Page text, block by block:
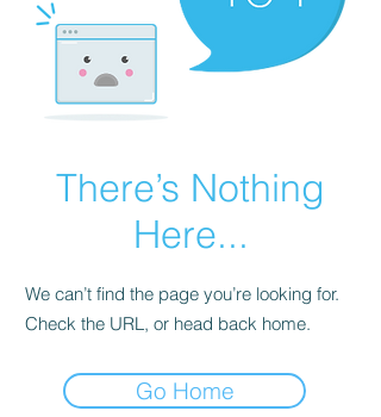
There’s Nothing
Here...
We can’t find the page you’re looking for.
Check the URL, or head back home.
Go Home